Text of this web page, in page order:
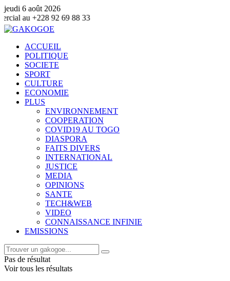
jeudi 6 août 2026
88 33
ACCUEIL
POLITIQUE
SOCIETE
SPORT
CULTURE
ECONOMIE
PLUS
ENVIRONNEMENT
COOPERATION
COVID19 AU TOGO
DIASPORA
FAITS DIVERS
INTERNATIONAL
JUSTICE
MEDIA
OPINIONS
SANTE
TECH&WEB
VIDEO
CONNAISSANCE INFINIE
EMISSIONS
Pas de résultat
Voir tous les résultats